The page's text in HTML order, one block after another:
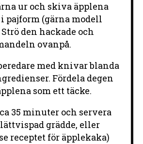
ur och skiva äpplena
pajform (gärna modell
den hackade och
ovanpå.
med knivar blanda
Fördela degen
som ett täcke.
35 minuter och servera
grädde, eller
receptet för äpplekaka)